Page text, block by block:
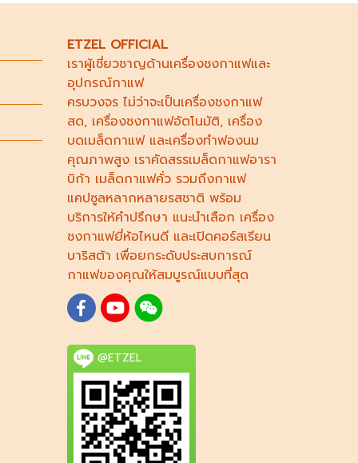
ETZEL OFFICIAL
เราผู้เชี่ยวชาญด้านเครื่องชงกาแฟและ
อุปกรณ์กาแฟ
ครบวงจร ไม่ว่าจะเป็นเครื่องชงกาแฟ
สด, เครื่องชงกาแฟอัตโนมัติ, เครื่อง
บดเมล็ดกาแฟและเครื่องทำฟองนม
คุณภาพสูง เราคัดสรรเมล็ดกาแฟอารา
บิก้า เมล็ดกาแฟคั่ว รวมถึงกาแฟ
แคปซูลหลากหลายรสชาติ พร้อม
บริการให้คำปรึกษา แนะนำเลือก เครื่อง
ชงกาแฟยี่ห้อไหนดีและเปิดคอร์สเรียน
บาริสต้า เพื่อยกระดับประสบการณ์
กาแฟของคุณให้สมบูรณ์แบบที่สุด
@ETZEL